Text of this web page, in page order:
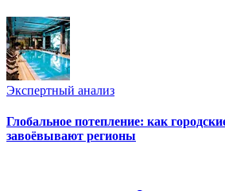
Экспертный анализ
Глобальное потепление: как
завоёвывают регионы